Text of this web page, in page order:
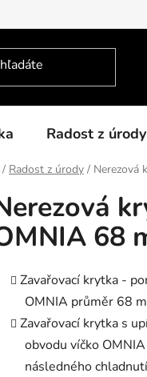
Podmínky
Radost z úrody
Domov
/ Radost z úrody / Nerezová
68
Zavařovací krytka -
OMNIA průměr 68
Zavařovací krytka s
obvodu víčko
následného